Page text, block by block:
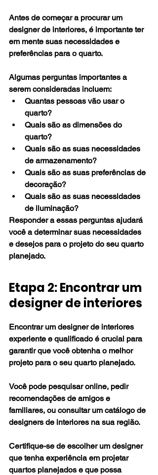
Antes de começar a procurar um
designer de interiores, é importante ter
em mente suas necessidades e
preferências para o quarto.
Algumas perguntas importantes a
serem consideradas incluem:
Quantas pessoas vão usar o
quarto?
Quais são as dimensões do
quarto?
Quais são as suas necessidades
de armazenamento?
Quais são as suas preferências de
decoração?
Quais são as suas necessidades
de iluminação?
Responder a essas perguntas ajudará
você a determinar suas necessidades
e desejos para o projeto do seu quarto
planejado.
Etapa 2: Encontrar um
designer de interiores
Encontrar um designer de interiores
experiente e qualificado é crucial para
garantir que você obtenha o melhor
projeto para o seu quarto planejado.
Você pode pesquisar online, pedir
recomendações de amigos e
familiares, ou consultar um catálogo de
designers de interiores na sua região.
Certifique-se de escolher um designer
que tenha experiência em projetar
quartos planejados e que possa